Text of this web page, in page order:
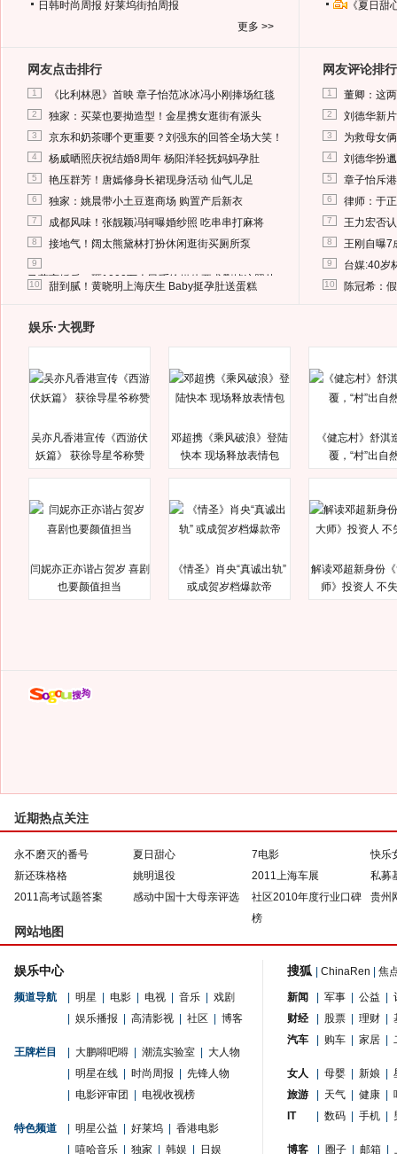
日韩时尚周报 好莱坞街拍周报
更多 >>
《夏日
网友点击排行
1 《比利林恩》首映 章子怡范冰冰冯小刚捧场红毯
2 独家：买菜也要拗造型！金星携女逛街有派头
3 京东和奶茶哪个更重要？刘强东的回答全场大笑！
4 杨威晒照庆祝结婚8周年 杨阳洋轻抚妈妈孕肚
5 艳压群芳！唐嫣修身长裙现身活动 仙气儿足
6 独家：姚晨带小土豆逛商场 购置产后新衣
7 成都风味！张靓颖冯轲曝婚纱照 吃串串打麻将
8 接地气！阔太熊黛林打扮休闲逛街买厕所泵
9
马蓉离婚后，砸1000万人民币给媒体要求删掉这照片
10 甜到腻！黄晓明上海庆生 Baby挺孕肚送蛋糕
网友评论排行
1 董卿：这
2 刘德华新
3 为救母女
4 刘德华扮
5 章子怡斥
6 律师：于
7 王力宏否
8 王刚自曝7
9 台媒:40岁
10 陈冠希：
娱乐·大视野
吴亦凡香港宣传《西游伏
妖篇》 获徐导星爷称赞
邓超携《乘风破浪》登陆
快本 现场释放表情包
《健忘村》舒淇
覆，“村”出自
闫妮亦正亦谐占贺岁 喜剧
也要颜值担当
《情圣》肖央“真诚出轨”
或成贺岁档爆款帝
解读邓超新身份
师》投资人 不
近期热点关注
永不磨灭的番号 夏日甜心 7电影
快乐
新还珠格格
姚明退役 2011上海车展
私募
2011高考试题答案
感动中国十大母亲评选
社区2010年度行业口碑
榜
贵州
网站地图
娱乐中心
频道导航 明星 电影 电视 音乐
戏剧
娱乐播报 高清影视 社区 博客
王牌栏目 大鹏嘚吧嘚 潮流实验室
大人物
明星在线 时尚周报
先锋人物
电影评审团 电视收视榜
特色频道 明星公益 好莱坞
香港电影
嘻哈音乐 独家 韩娱 日娱
搜狐 ChinaRen 焦
新闻 军事 公益
财经
股票 理财
汽车
购车 家居
女人 母婴 新娘
旅游
天气 健康
IT
数码 手机
博客 圈子 邮箱